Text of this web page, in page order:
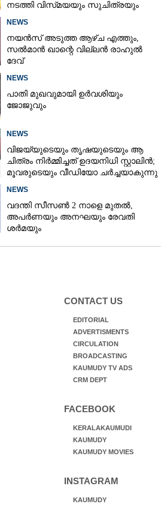
നടത്തി വിസ്‌മയയും സുചിത്രയും
NEWS
നയൻസ് അടുത്ത ആഴ്ച എത്തും,
സൽമാൻ ഖാന്റെ വില്ലൻ രാഹുൽ
ദേവ്
NEWS
പാതി മുഖവുമായി ഉർവശിയും
ജോജുവും
NEWS
വിജയ്‌യുടെയും തൃഷയുടെയും ആ
ചിത്രം നിർമ്മിച്ചത് ഉദയനിധി സ്റ്റാലിൻ;
മൂവരുടെയും വീഡിയോ ചർച്ചയാകുന്നു
NEWS
വദന്തി സീസൺ 2 നാളെ മുതൽ,
അപർണയും അനഘയും രേവതി
ശർമയും
CONTACT US
EDITORIAL
ADVERTISMENTS
CIRCULATION
BROADCASTING
KAUMUDY TV ADS
CRM DEPT
FACEBOOK
KERALAKAUMUDI
KAUMUDY
KAUMUDY MOVIES
INSTAGRAM
KAUMUDY